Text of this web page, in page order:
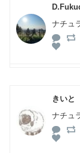
ナチュ
きいと
ナチュ